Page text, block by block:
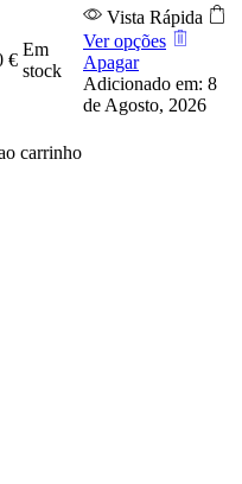
€
Em
stock
Vista Rápida
Ver opções
Apagar
Adicionado em: 8
de Agosto, 2026
carrinho